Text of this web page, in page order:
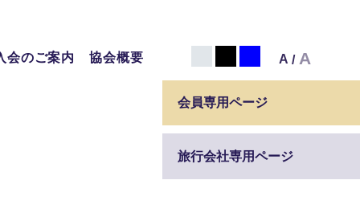
会のご案内 協会概要 A / A
会員専用ページ
旅行会社専用ページ